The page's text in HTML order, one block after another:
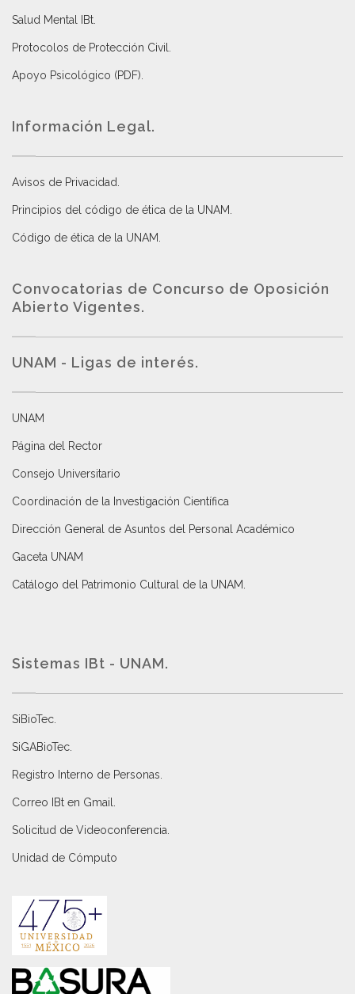
Salud Mental IBt
Protocolos de Protección Civil
Apoyo Psicológico (PDF)
Información Legal.
Avisos de Privacidad
Principios del código de ética de la UNAM
Código de ética de la UNAM
Convocatorias de Concurso de Oposición
Abierto Vigentes.
UNAM - Ligas de interés.
UNAM
Página del Rector
Consejo Universitario
Coordinación de la Investigación Científica
Dirección General de Asuntos del Personal Académico
Gaceta UNAM
Catálogo del Patrimonio Cultural de la UNAM.
Sistemas IBt - UNAM.
SiBioTec
SiGABioTec.
Registro Interno de Personas
Correo IBt en Gmail
Solicitud de Videoconferencia.
Unidad de Cómputo